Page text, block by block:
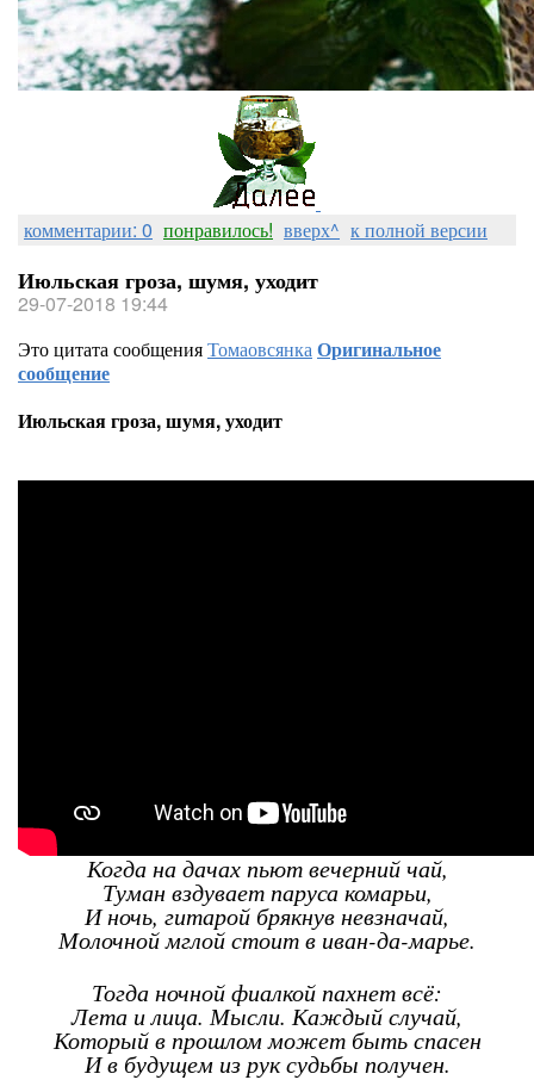
комментарии: 0 понравилось! вверх^ к полной версии
Июльская гроза, шумя, уходит
29-07-2018 19:44
Это цитата сообщенияТомаовсянкаОригинальное
сообщение
Июльская гроза, шумя, уходит
Когда на дачах пьют вечерний чай,
Туман вздувает паруса комарьи,
И ночь, гитарой брякнув невзначай,
Молочной мглой стоит в иван-да-марье.
Тогда ночной фиалкой пахнет всё:
Лета и лица. Мысли. Каждый случай,
Который в прошлом может быть спасен
И в будущем из рук судьбы получен.